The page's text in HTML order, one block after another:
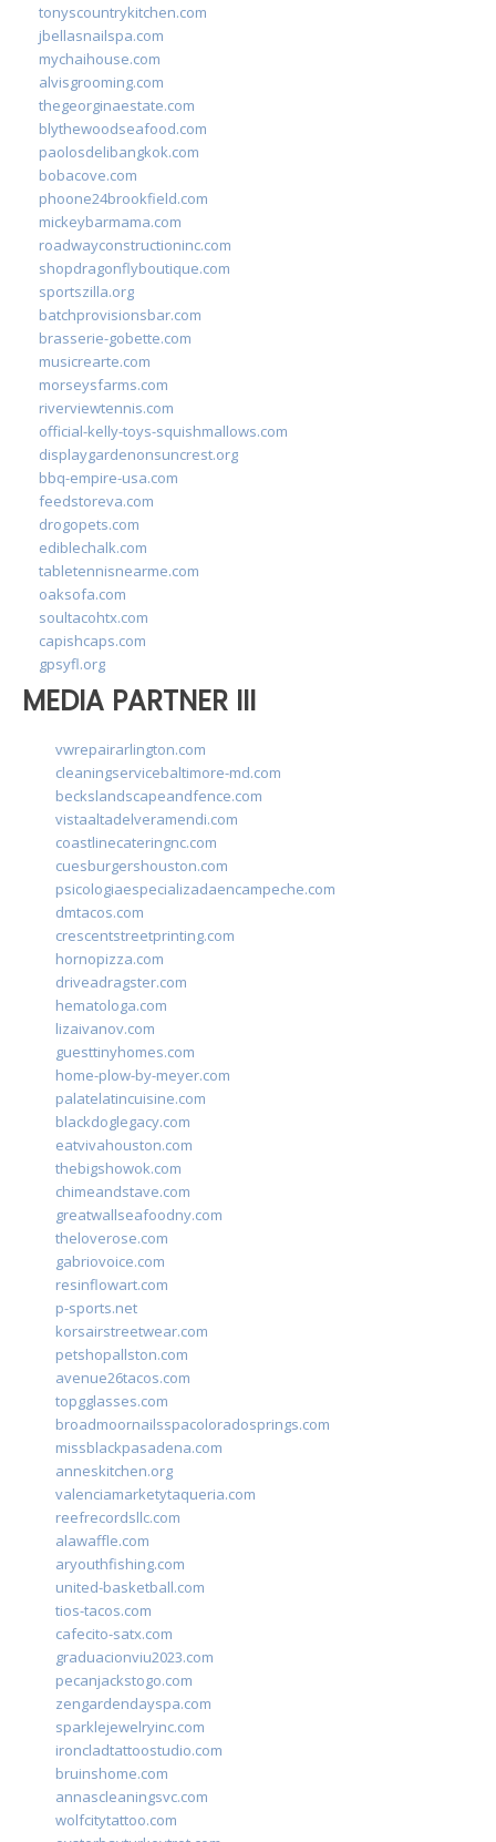
tonyscountrykitchen.com
jbellasnailspa.com
mychaihouse.com
alvisgrooming.com
thegeorginaestate.com
blythewoodseafood.com
paolosdelibangkok.com
bobacove.com
phoone24brookfield.com
mickeybarmama.com
roadwayconstructioninc.com
shopdragonflyboutique.com
sportszilla.org
batchprovisionsbar.com
brasserie-gobette.com
musicrearte.com
morseysfarms.com
riverviewtennis.com
official-kelly-toys-squishmallows.com
displaygardenonsuncrest.org
bbq-empire-usa.com
feedstoreva.com
drogopets.com
ediblechalk.com
tabletennisnearme.com
oaksofa.com
soultacohtx.com
capishcaps.com
gpsyfl.org
MEDIA PARTNER III
vwrepairarlington.com
cleaningservicebaltimore-md.com
beckslandscapeandfence.com
vistaaltadelveramendi.com
coastlinecateringnc.com
cuesburgershouston.com
psicologiaespecializadaencampeche.com
dmtacos.com
crescentstreetprinting.com
hornopizza.com
driveadragster.com
hematologa.com
lizaivanov.com
guesttinyhomes.com
home-plow-by-meyer.com
palatelatincuisine.com
blackdoglegacy.com
eatvivahouston.com
thebigshowok.com
chimeandstave.com
greatwallseafoodny.com
theloverose.com
gabriovoice.com
resinflowart.com
p-sports.net
korsairstreetwear.com
petshopallston.com
avenue26tacos.com
topgglasses.com
broadmoornailsspacoloradosprings.com
missblackpasadena.com
anneskitchen.org
valenciamarketytaqueria.com
reefrecordsllc.com
alawaffle.com
aryouthfishing.com
united-basketball.com
tios-tacos.com
cafecito-satx.com
graduacionviu2023.com
pecanjackstogo.com
zengardendayspa.com
sparklejewelryinc.com
ironcladtattoostudio.com
bruinshome.com
annascleaningsvc.com
wolfcitytattoo.com